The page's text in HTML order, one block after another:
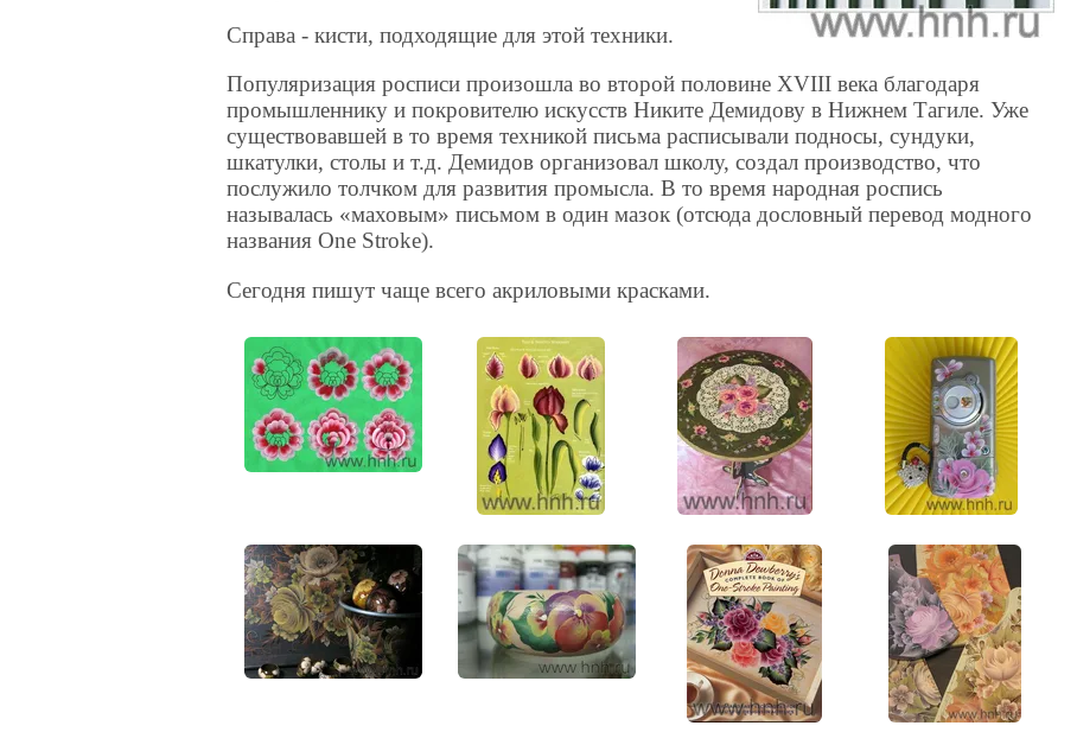
Справа - кисти, подходящие для этой техники.
Популяризация росписи произошла во второй половине XVIII века благодаря
промышленнику и покровителю искусств Никите Демидову в Нижнем Тагиле. Уже
существовавшей в то время техникой письма расписывали подносы, сундуки,
шкатулки, столы и т.д. Демидов организовал школу, создал производство, что
послужило толчком для развития промысла. В то время народная роспись
называлась «маховым» письмом в один мазок (отсюда дословный перевод модного
названия One Stroke).
Сегодня пишут чаще всего акриловыми красками.